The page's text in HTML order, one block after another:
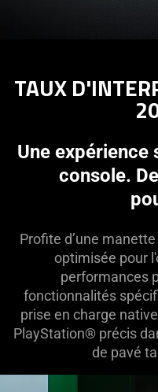
TAUX
Une expérience
console.
Profite d’une
optimisée pour
performances
fonctionnalités
prise en charge
PlayStation® précis
de pavé